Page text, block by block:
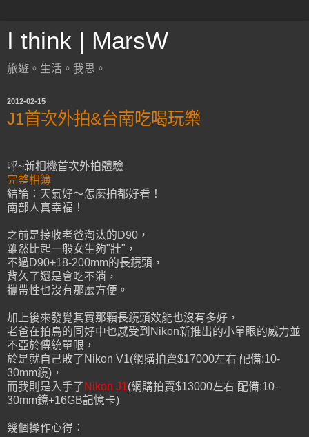
I think | MarsW
旅遊。生活。我思。
2012-02-15
J1首次外拍&台南吃喝玩樂
呼~新相機首次外拍體驗
完整相簿
結論：天氣好～怎麼拍都好看！
南部人真幸福！
之前是接收老爸淘汰的D90，
雖然比起一般女生夠"壯"，
不過D90+18-200mm的長鏡頭，
背久了還是會吃不消，
攜帶性也沒有那麼方便。
加上後來發覺其實那顆長鏡頭效能也沒有多好，
老爸在拍鳥的同好中也感受到Nikon新推出的小單眼的威力並
不亞於傳統單眼，
於是就自己敗了Nikon V1(網購拍賣$17000左右 配備:10-
30mm鏡)，
而我則是入手了 Nikon J1(網購拍賣$13000左右 配備:10-
30mm鏡+16GB記憶卡)
幾個操作心得：